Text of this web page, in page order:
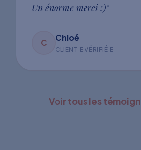
Un énorme merci :)"
C Chloé
CLIENT·E VÉRIFIÉ·E
Voir tous les